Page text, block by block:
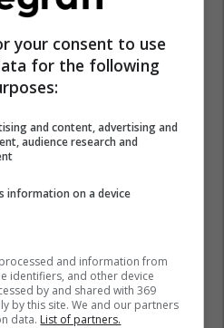
your consent to use
for the following
and content, advertising and
audience research and
information on a device
and information from
identifiers, and other device
by and shared with 369
by this site. We and our partners
data. List of partners.